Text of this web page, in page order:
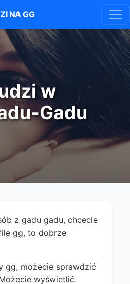
NA GG
w
Gadu
z gadu gadu, chcecie
gg, to dobrze
gg, możecie sprawdzić
wyświetlić